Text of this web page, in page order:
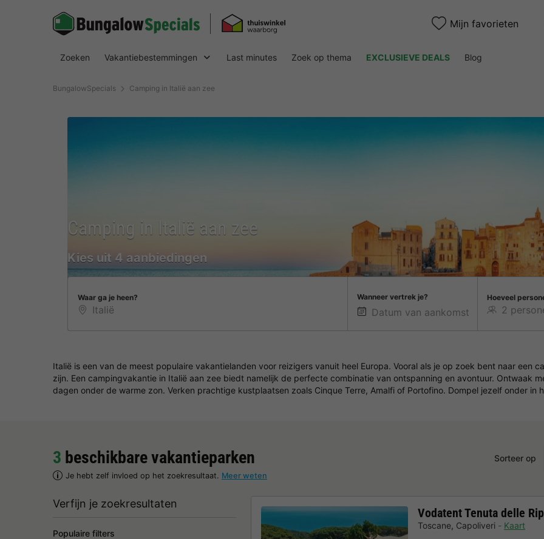
Mijn favorieten
Zoeken Vakantiebestemmingen Last minutes Zoek op thema EXCLUSIEVE DEALS Blog
BungalowSpecials Camping in Italië aan zee
Camping in Italië aan zee
Kies uit 4 aanbiedingen
Waar ga je heen? Wanneer vertrek je? Hoeveel
Italië is een van de meest populaire vakantielanden voor reizigers vanuit heel Europa. Vooral als je op zoek bent naar een
zijn. Een campingvakantie in Italië aan zee biedt namelijk de perfecte combinatie van ontspanning en avontuur. Ontwaak
dagen onder de warme zon. Verken prachtige kustplaatsen zoals Cinque Terre, Amalfi of Portofino. Dompel jezelf onder
3 beschikbare vakantieparken
Je hebt zelf invloed op het zoekresultaat. Meer weten
Sorteer op
Verfijn je zoekresultaten
Populaire filters
Vodatent Tenuta delle
Toscane, Capoliveri Kaart